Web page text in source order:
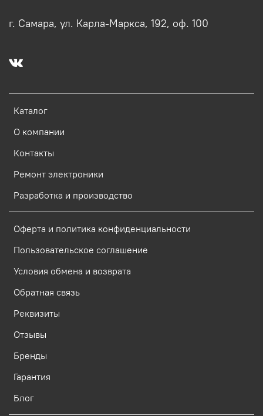
Каталог
О компании
Контакты
Ремонт электроники
Разработка и производство
Оферта и политика конфиденциальности
Пользовательское соглашение
Условия обмена и возврата
Обратная связь
Реквизиты
Отзывы
Бренды
Гарантия
Блог
г. Самара, ул. Карла-Маркса, 192, оф. 100